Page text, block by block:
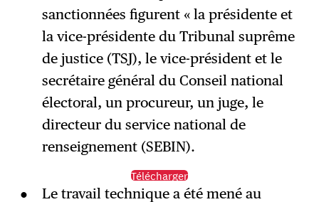
sanctionnées figurent « la présidente et
la vice-présidente du Tribunal suprême
de justice (TSJ), le vice-président et le
secrétaire général du Conseil national
électoral, un procureur, un juge, le
directeur du service national de
renseignement (SEBIN).
Télécharger
Le travail technique a été mené au